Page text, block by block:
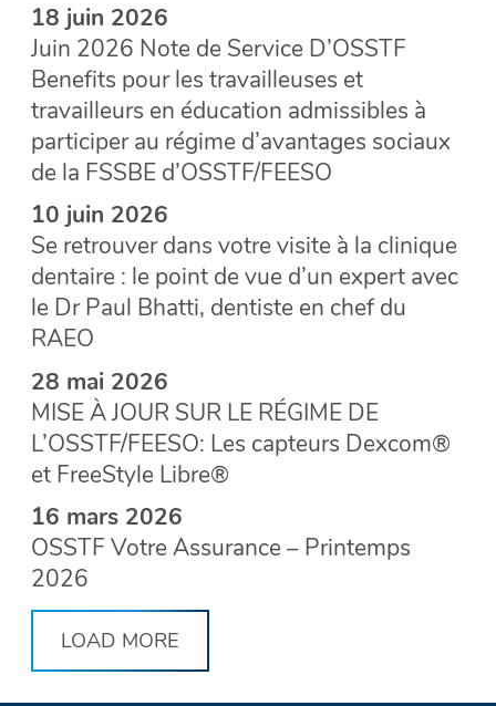
18 juin 2026
Juin 2026 Note de Service D’OSSTF
Benefits pour les travailleuses et
travailleurs en éducation admissibles à
participer au régime d’avantages sociaux
de la FSSBE d’OSSTF/FEESO
10 juin 2026
Se retrouver dans votre visite à la clinique
dentaire : le point de vue d’un expert avec
le Dr Paul Bhatti, dentiste en chef du
RAEO
28 mai 2026
MISE À JOUR SUR LE RÉGIME DE
L’OSSTF/FEESO: Les capteurs Dexcom®
et FreeStyle Libre®
16 mars 2026
OSSTF Votre Assurance – Printemps
2026
LOAD MORE